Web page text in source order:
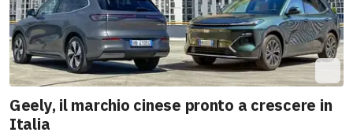
Geely, il marchio cinese pronto a crescere in
Italia